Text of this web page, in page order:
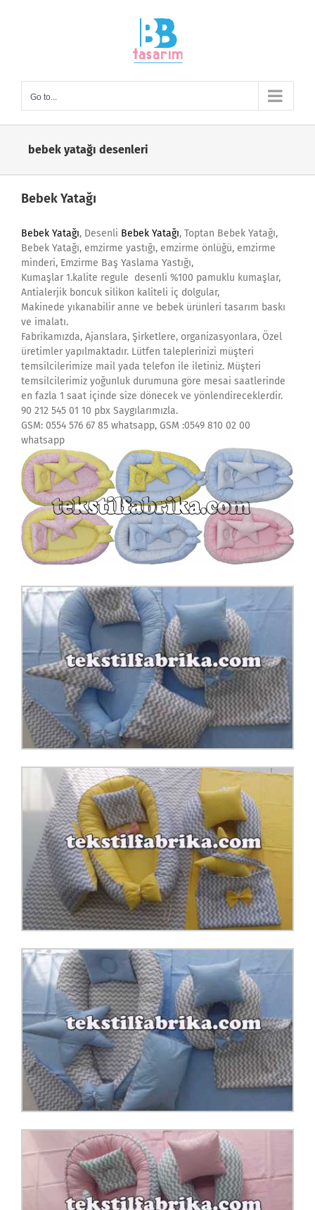
Go to...
bebek yatağı desenleri
Bebek Yatağı
Bebek Yatağı, Desenli Bebek Yatağı, Toptan Bebek Yatağı,
Bebek Yatağı, emzirme yastığı, emzirme önlüğü, emzirme
minderi, Emzirme Baş Yaslama Yastığı,
Kumaşlar 1.kalite regule desenli %100 pamuklu kumaşlar,
Antialerjik boncuk silikon kaliteli iç dolgular,
Makinede yıkanabilir anne ve bebek ürünleri tasarım baskı
ve imalatı.
Fabrikamızda, Ajanslara, Şirketlere, organizasyonlara, Özel
üretimler yapılmaktadır. Lütfen taleplerinizi müşteri
temsilcilerimize mail yada telefon ile iletiniz. Müşteri
temsilcilerimiz yoğunluk durumuna göre mesai saatlerinde
en fazla 1 saat içinde size dönecek ve yönlendireceklerdir.
90 212 545 01 10 pbx Saygılarımızla.
GSM: 0554 576 67 85 whatsapp, GSM :0549 810 02 00
whatsapp